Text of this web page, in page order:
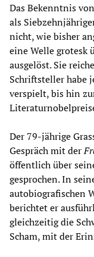
Das Bekenntnis
als
nicht, wie bisher
eine Welle grotesk
ausgelöst. Sie
Schriftsteller habe
verspielt, bis hin
Der 79-jährige
Gespräch mit der
öffentlich über
gesprochen. In
autobiografischen
berichtet er
gleichzeitig die
Scham, mit der